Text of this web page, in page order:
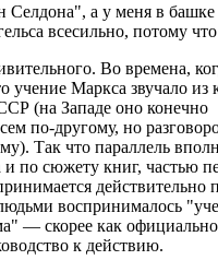
Селдона", а у меня в башке
всесильно, потому
Во времена,
учение Маркса звучало из
(на Западе оно конечно
по-другому, но
Так что параллель
по сюжету книг, частью
действительно
воспринималось
— скорее как
к действию.